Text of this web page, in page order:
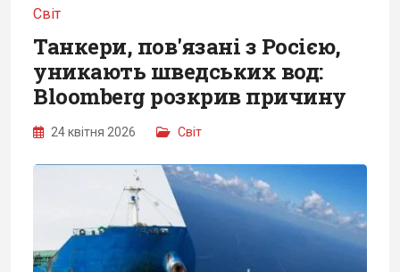
Світ
Танкери, пов'язані з Росією,
уникають шведських вод:
Bloomberg розкрив причину
24 квітня 2026 Світ